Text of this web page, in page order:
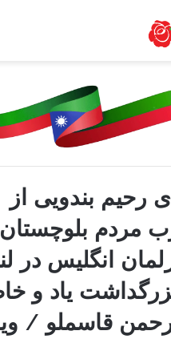
رحیم بندویی از
مردم
انگلیس در
یاد و
قاسملو /